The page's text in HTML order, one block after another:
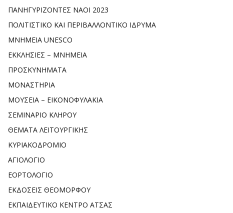
ΠΑΝΗΓΥΡΙΖΟΝΤΕΣ ΝΑΟΙ 2023
ΠΟΛΙΤΙΣΤΙΚΟ ΚΑΙ ΠΕΡΙΒΑΛΛΟΝΤΙΚΟ ΙΔΡΥΜΑ
ΜΝΗΜΕΙΑ UNESCO
ΕΚΚΛΗΣΙΕΣ – ΜΝΗΜΕΙΑ
ΠΡΟΣΚΥΝΗΜΑΤΑ
ΜΟΝΑΣΤΗΡΙΑ
ΜΟΥΣΕΙΑ – ΕΙΚΟΝΟΦΥΛΑΚΙΑ
ΣΕΜΙΝΑΡΙΟ ΚΛΗΡΟΥ
ΘΕΜΑΤΑ ΛΕΙΤΟΥΡΓΙΚΗΣ
ΚΥΡΙΑΚΟΔΡΟΜΙΟ
ΑΓΙΟΛΟΓΙΟ
ΕΟΡΤΟΛΟΓΙΟ
ΕΚΔΟΣΕΙΣ ΘΕΟΜΟΡΦΟΥ
ΕΚΠΑΙΔΕΥΤΙΚΟ ΚΕΝΤΡΟ ΑΤΣΑΣ